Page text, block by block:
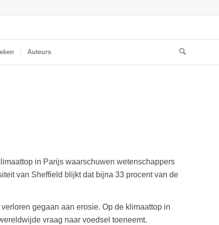
Auteurs
in Parijs waarschuwen wetenschappers
van Sheffield blijkt dat bijna 33 procent van de
gegaan aan erosie. Op de klimaattop in
vraag naar voedsel toeneemt.